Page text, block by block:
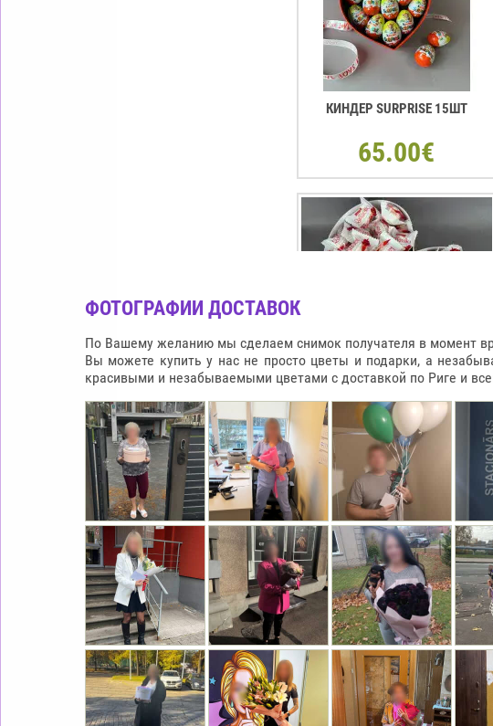
КИНДЕР SURPRISE 15ШТ
65.00€
КОРОБКА В ФОРМЕ СЕРДЦА
RAFFAELLO 900ГР
65.00€
ФОТОГРАФИИ ДОСТАВОК
По Вашему желанию мы сделаем снимок получателя в момент
Вы можете купить у нас не просто цветы и подарки, а
красивыми и незабываемыми цветами с доставкой по Риге и